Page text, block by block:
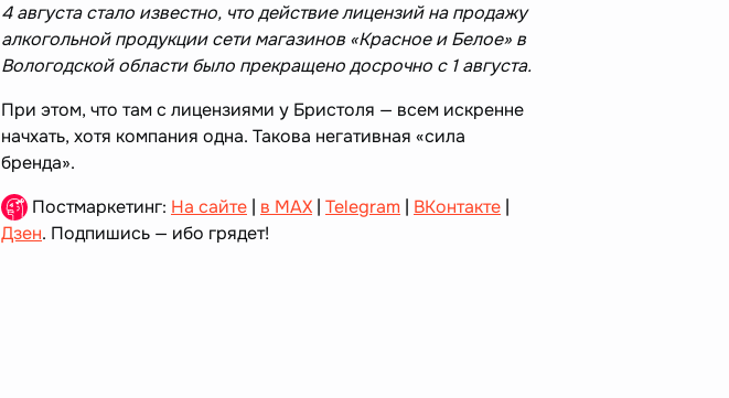
4 августа стало известно, что действие лицензий на продажу
алкогольной продукции сети магазинов «Красное и Белое» в
Вологодской области было прекращено досрочно с 1 августа.
При этом, что там с лицензиями у Бристоля — всем искренне
начхать, хотя компания одна. Такова негативная «сила
бренда».
Постмаркетинг: На сайте | в MAX | Telegram | ВКонтакте |
Дзен. Подпишись — ибо грядет!